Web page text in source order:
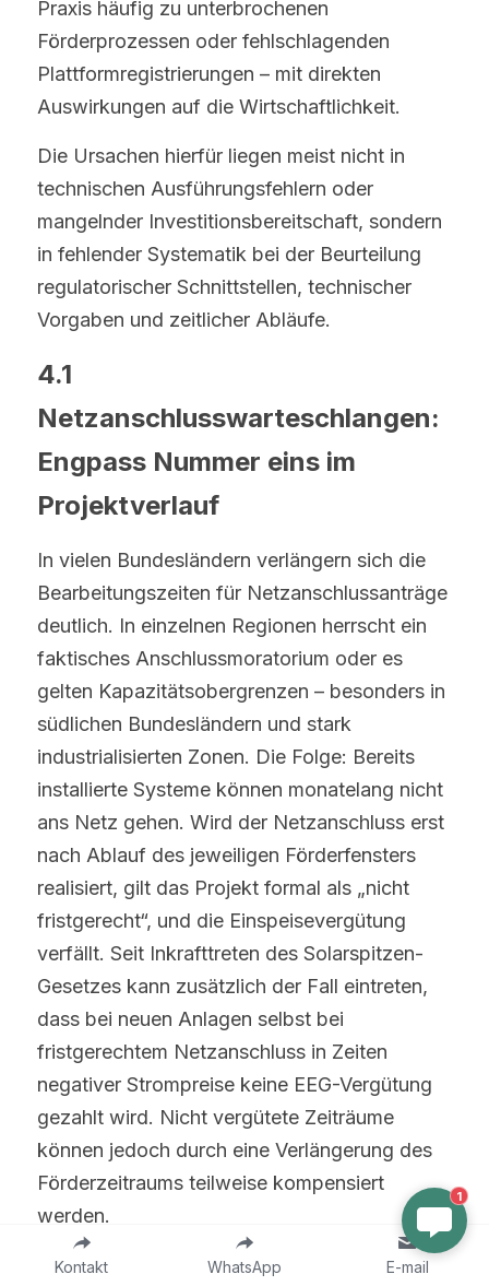
Praxis häufig zu unterbrochenen
Förderprozessen oder fehlschlagenden
Plattformregistrierungen – mit direkten
Auswirkungen auf die Wirtschaftlichkeit.
Die Ursachen hierfür liegen meist nicht in
technischen Ausführungsfehlern oder
mangelnder Investitionsbereitschaft, sondern
in fehlender Systematik bei der Beurteilung
regulatorischer Schnittstellen, technischer
Vorgaben und zeitlicher Abläufe.
4.1
Netzanschlusswarteschlangen:
Engpass Nummer eins im
Projektverlauf
In vielen Bundesländern verlängern sich die
Bearbeitungszeiten für Netzanschlussanträge
deutlich. In einzelnen Regionen herrscht ein
faktisches Anschlussmoratorium oder es
gelten Kapazitätsobergrenzen – besonders in
südlichen Bundesländern und stark
industrialisierten Zonen. Die Folge: Bereits
installierte Systeme können monatelang nicht
ans Netz gehen. Wird der Netzanschluss erst
nach Ablauf des jeweiligen Förderfensters
realisiert, gilt das Projekt formal als „nicht
fristgerecht“, und die Einspeisevergütung
verfällt. Seit Inkrafttreten des Solarspitzen-
Gesetzes kann zusätzlich der Fall eintreten,
dass bei neuen Anlagen selbst bei
fristgerechtem Netzanschluss in Zeiten
negativer Strompreise keine EEG-Vergütung
gezahlt wird. Nicht vergütete Zeiträume
können jedoch durch eine Verlängerung des
Förderzeitraums teilweise kompensiert
werden.
Um dieses Risiko zu vermeiden, sollten
1
Kontakt WhatsApp E-mail